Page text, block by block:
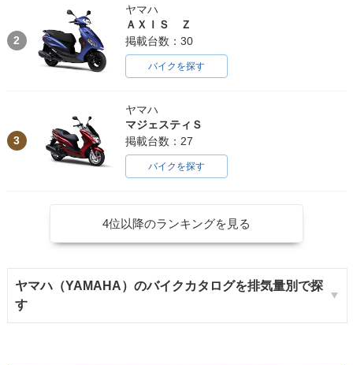
2
ヤマハ
ＡＸＩＳ Ｚ
掲載台数：30
バイクを探す
3
ヤマハ
マジェスティＳ
掲載台数：27
バイクを探す
4位以降のランキングを見る
ヤマハ（YAMAHA）のバイクカタログを排気量別で探
す